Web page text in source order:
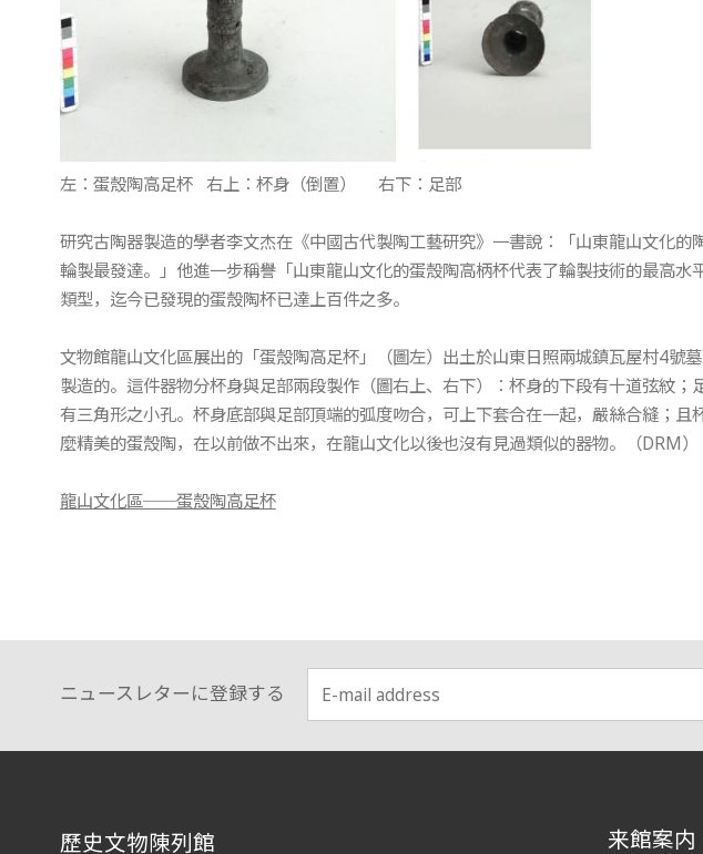
左：蛋殼陶高足杯 右上：杯身（倒置） 右下：足部
研究古陶器製造的學者李文杰在《中國古代製陶工藝研究》一書說：「山東龍山文化的
輪製最發達。」他進一步稱譽「山東龍山文化的蛋殼陶高柄杯代表了輪製技術的最高水
類型，迄今已發現的蛋殼陶杯已達上百件之多。
文物館龍山文化區展出的「蛋殼陶高足杯」（圖左）出土於山東日照兩城鎮瓦屋村4號
製造的。這件器物分杯身與足部兩段製作（圖右上、右下）：杯身的下段有十道弦紋；
有三角形之小孔。杯身底部與足部頂端的弧度吻合，可上下套合在一起，嚴絲合縫；且
麼精美的蛋殼陶，在以前做不出來，在龍山文化以後也沒有見過類似的器物。（DRM）
龍山文化區──蛋殼陶高足杯
ニュースレターに登録する
:::
歷史文物陳列館 来館案内